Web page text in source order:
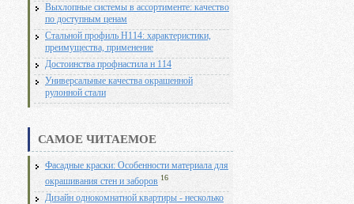
Выхлопные системы в ассортименте: качество
по доступным ценам
Стальной профиль Н114: характеристики,
преимущества, применение
Достоинства профнастила н 114
Универсальные качества окрашенной
рулонной стали
САМОЕ ЧИТАЕМОЕ
Фасадные краски: Особенности материала для
окрашивания стен и заборов 16
Дизайн однокомнатной квартиры - несколько